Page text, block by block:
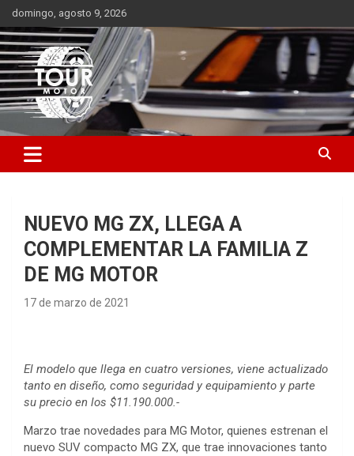
Saltar
al
contenido
domingo, agosto 9, 2026
Tour Motor
Plataforma de contenido audiovisual para el sector automotriz
NUEVO MG ZX, LLEGA A
COMPLEMENTAR LA FAMILIA Z
DE MG MOTOR
17 de marzo de 2021
El modelo que llega en cuatro versiones, viene actualizado
tanto en diseño, como seguridad y equipamiento y parte
su precio en los $11.190.000.-
Marzo trae novedades para MG Motor, quienes estrenan el
nuevo SUV compacto MG ZX, que trae innovaciones tanto